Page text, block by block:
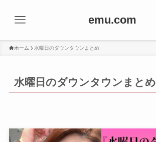
emu.com
ホーム 水曜日のダウンタウンまとめ
水曜日のダウンタウンまとめ